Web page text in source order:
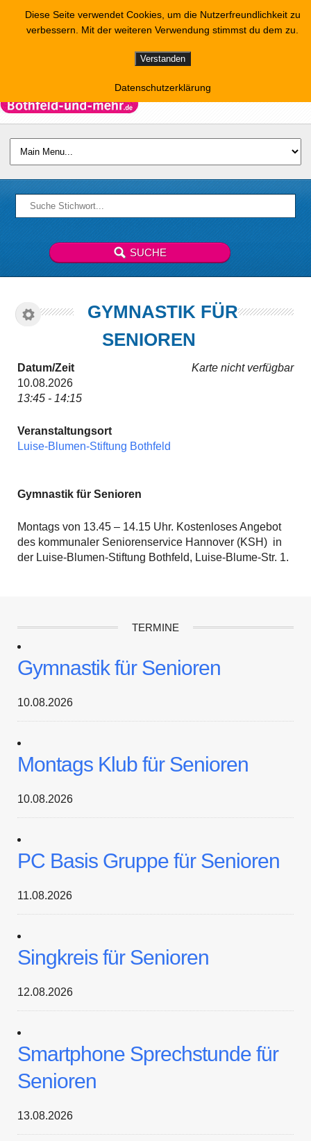
GYMNASTIK FÜR
SENIOREN
Karte nicht verfügbar
Datum/Zeit
10.08.2026
13:45 - 14:15
Veranstaltungsort
Luise-Blumen-Stiftung Bothfeld
Gymnastik für Senioren
Montags von 13.45 – 14.15 Uhr. Kostenloses Angebot
des kommunaler Seniorenservice Hannover (KSH) in
der Luise-Blumen-Stiftung Bothfeld, Luise-Blume-Str. 1.
TERMINE
Gymnastik für Senioren
10.08.2026
Montags Klub für Senioren
10.08.2026
PC Basis Gruppe für Senioren
11.08.2026
Singkreis für Senioren
12.08.2026
Smartphone Sprechstunde für
Senioren
13.08.2026
Diese Seite verwendet Cookies, um die Nutzerfreundlichkeit zu
verbessern. Mit der weiteren Verwendung stimmst du dem zu.
Verstanden
Datenschutzerklärung